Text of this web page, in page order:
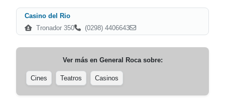
Casino del Rio
Tronador 350
(0298) 4406643
Ver más en General Rocasobre:
Cines Teatros Casinos